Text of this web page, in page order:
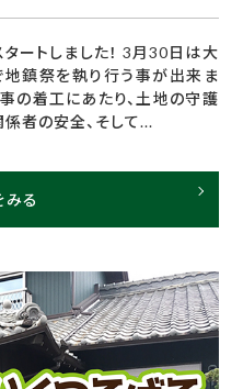
ートしました！ 3月30日は大
鎮祭を執り行う事が出来ま
着工にあたり、土地の守護
者の安全、そして...
みる